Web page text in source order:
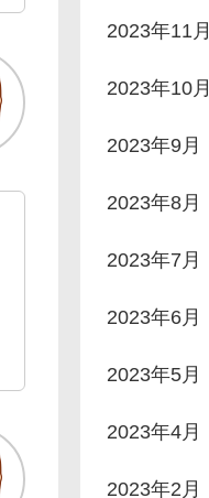
2023年11月
2023年10月
2023年9月
2023年8月
2023年7月
2023年6月
2023年5月
2023年4月
2023年2月